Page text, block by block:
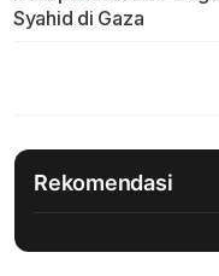
Syahid di Gaza
Rekomendasi